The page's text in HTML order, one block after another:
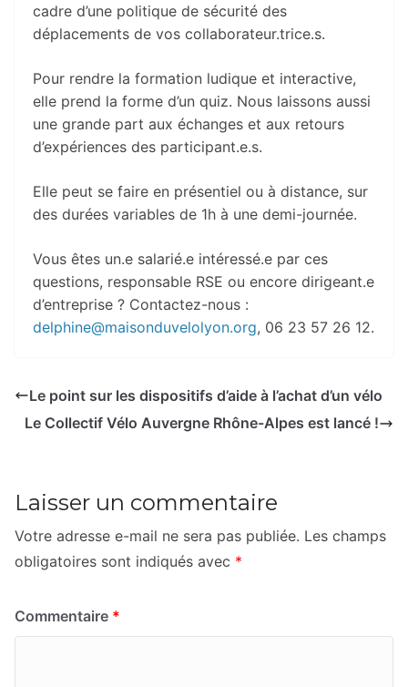
cadre d’une politique de sécurité des
déplacements de vos collaborateur.trice.s.
Pour rendre la formation ludique et interactive,
elle prend la forme d’un quiz. Nous laissons aussi
une grande part aux échanges et aux retours
d’expériences des participant.e.s.
Elle peut se faire en présentiel ou à distance, sur
des durées variables de 1h à une demi-journée.
Vous êtes un.e salarié.e intéressé.e par ces
questions, responsable RSE ou encore dirigeant.e
d’entreprise ? Contactez-nous :
delphine@maisonduvelolyon.org, 06 23 57 26 12.
Le point sur les dispositifs d’aide à l’achat d’un vélo
Le Collectif Vélo Auvergne Rhône-Alpes est lancé !
Laisser un commentaire
Votre adresse e-mail ne sera pas publiée. Les champs
obligatoires sont indiqués avec *
Commentaire *